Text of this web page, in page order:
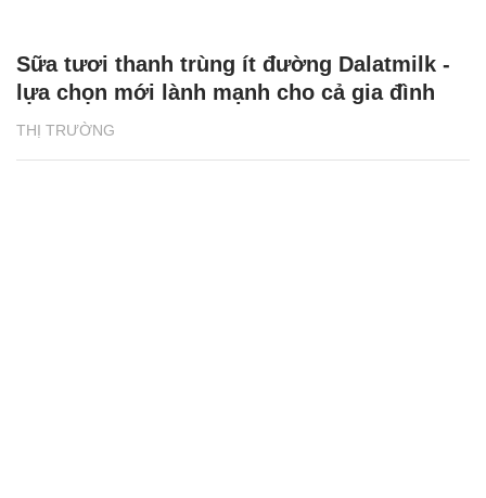
THỊ TRƯỜNG
Sữa tươi thanh trùng ít đường Dalatmilk -
lựa chọn mới lành mạnh cho cả gia đình